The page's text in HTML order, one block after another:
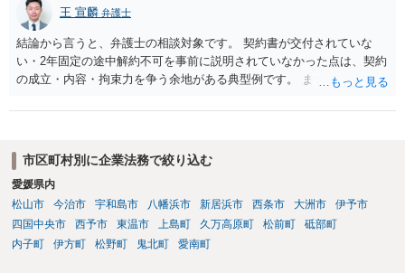
送・宿泊等のサービス提供者とは独立した立場であること、②参加者
の移動・アクティビティ参加は自己の判断と責任によること、③講師
の故意・重大な過失を除く範囲で事故等についての責任を限定するこ
とを明示すること。 この辺りは意識して書類等を作成された方がよろ
しいかと思います。 公開の場で個別具体的な内容に従って回答するの
王 宣麟 弁護士
結論から言うと、弁護士の相談対象です。 契約書が交付されていな
い・2年固定の途中解約不可を事前に説明されていなかった点は、契約
の成立・内容・拘束力を争う余地がある典型例です。 まずは、運営と
みてはいかがでしょうか。 また同時並行で（もしまだされていないの
市区町村別に企業法務で絞り込む
愛媛県内
松山市
今治市 宇和島市 八幡浜市 新居浜市 西条市 大洲市
伊予市
四国中央市
西予市 東温市 上島町 久万高原町 松前町
砥部町
内子町
伊方町 松野町 鬼北町 愛南町